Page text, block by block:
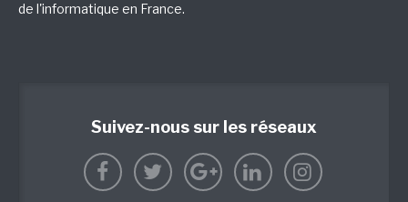
de l'informatique en France.
Suivez-nous sur les réseaux